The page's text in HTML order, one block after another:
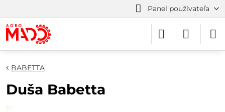
Panel používateľa
BABETTA
Duša Babetta